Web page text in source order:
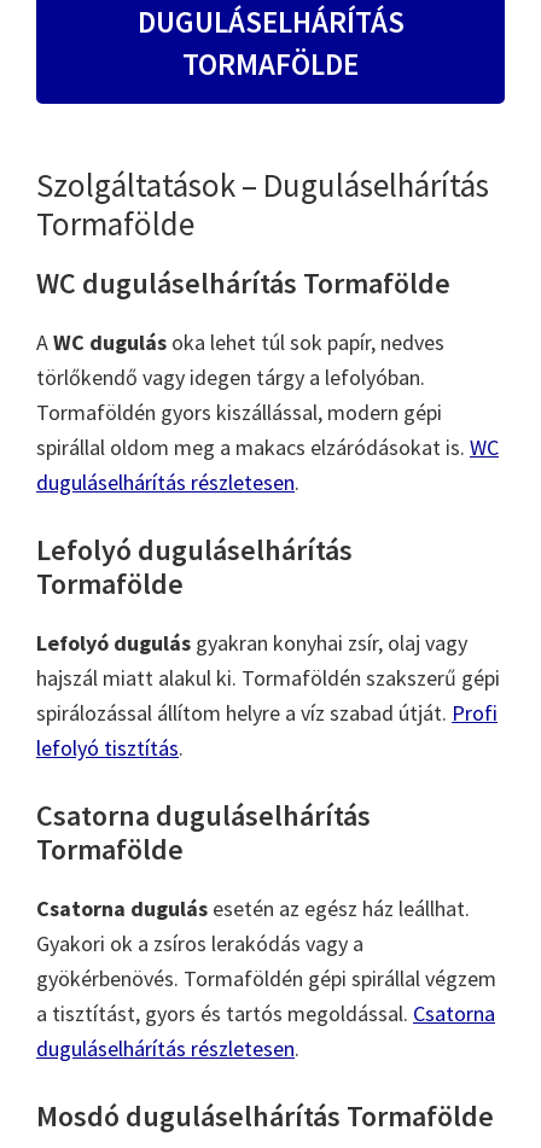
DUGULÁSELHÁRÍTÁS
TORMAFÖLDE
Szolgáltatások – Duguláselhárítás
Tormafölde
WC duguláselhárítás Tormafölde
AWC dugulás oka lehet túl sok papír, nedves
törlőkendő vagy idegen tárgy a lefolyóban.
Tormaföldén gyors kiszállással, modern gépi
spirállal oldom meg a makacs elzáródásokat is. WC
duguláselhárítás részletesen.
Lefolyó duguláselhárítás
Tormafölde
Lefolyó dugulás gyakran konyhai zsír, olaj vagy
hajszál miatt alakul ki. Tormaföldén szakszerű gépi
spirálozással állítom helyre a víz szabad útját. Profi
lefolyó tisztítás.
Csatorna duguláselhárítás
Tormafölde
Csatorna dugulás esetén az egész ház leállhat.
Gyakori ok a zsíros lerakódás vagy a
gyökérbenövés. Tormaföldén gépi spirállal végzem
a tisztítást, gyors és tartós megoldással. Csatorna
duguláselhárítás részletesen.
Mosdó duguláselhárítás Tormafölde